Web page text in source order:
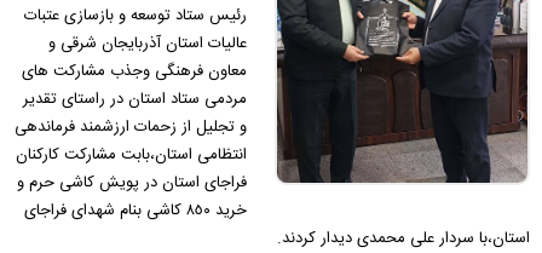
رئيس ستاد توسعه و بازسازى عتبات
عاليات استان آذربايجان شرقى و
معاون فرهنگى وجذب مشاركت هاى
مردمى ستاد استان در راستاى تقدير
و تجليل از زحمات ارزشمند فرماندهى
انتظامى استان،بابت مشاركت كاركنان
فراجاى استان در پويش كاشى حرم و
خريد ٨٥٠ كاشى بنام شهداى فراجاى
استان،با سردار على محمدى ديدار كردند.